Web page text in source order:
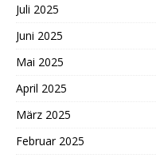
Juli 2025
Juni 2025
Mai 2025
April 2025
März 2025
Februar 2025